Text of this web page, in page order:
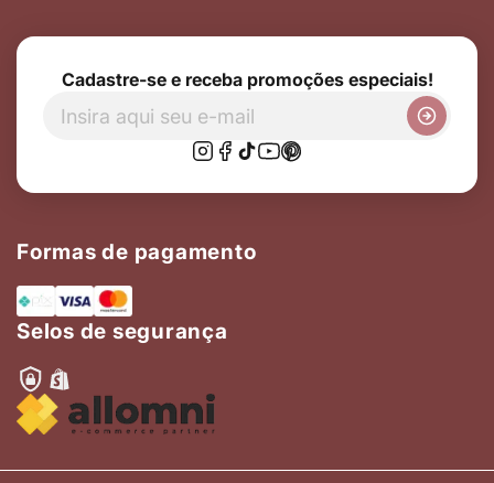
Cadastre-se e receba promoções especiais!
Formas de pagamento
Selos de segurança